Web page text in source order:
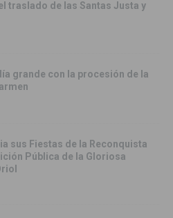
traslado de las Santas Justa y
grande con la procesión de la
sus Fiestas de la Reconquista
Pública de la Gloriosa